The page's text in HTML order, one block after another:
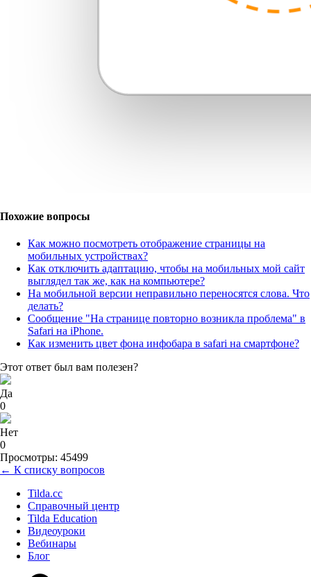
Похожие вопросы
Как можно посмотреть отображение страницы на
мобильных устройствах?
Как отключить адаптацию, чтобы на мобильных мой сайт
выглядел так же, как на компьютере?
На мобильной версии неправильно переносятся слова. Что
делать?
Сообщение "На странице повторно возникла проблема" в
Safari на iPhone.
Как изменить цвет фона инфобара в safari на смартфоне?
Этот ответ был вам полезен?
Да
0
Нет
0
Просмотры: 45499
← К списку вопросов
Tilda.cc
Справочный центр
Tilda Education
Видеоуроки
Вебинары
Блог